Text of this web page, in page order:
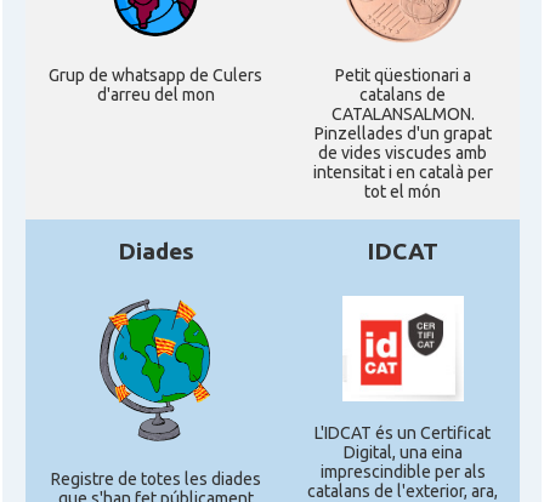
Grup de whatsapp de Culers
d'arreu del mon
Petit qüestionari a
catalans de
CATALANSALMON.
Pinzellades d'un grapat
de vides viscudes amb
intensitat i en català per
tot el món
Diades
Registre de totes les diades
que s'han fet públicament
IDCAT
L'IDCAT és un Certificat
Digital, una eina
imprescindible per als
catalans de l'exterior, ara,